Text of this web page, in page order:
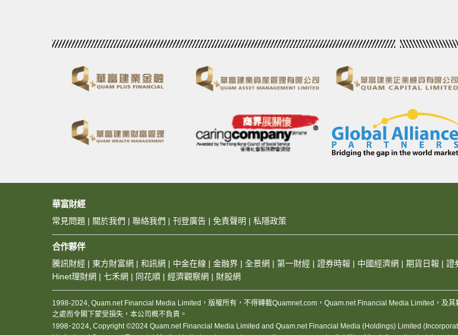
華富財經
常見問題 | 關於我們 | 聯絡我們 | 刊登廣告 | 免責聲明 | 私隱政策
合作夥伴
騰訊財經 | 東方財富網 | 和訊網 | 中金在線 | 金融界 | 全景網 | 第一財經 | 證券時報 | 中國經濟網 | 期貨日報 | 證
Hinet理財網 | 七禾網 | 同花順 | 經濟觀察網 | 財股網
1998-2024, Quam.net Financial Media Limited，版權所有，不得轉載Quamnet.com，Quam.net Financial Media Limited，及
之處而令閣下蒙受損失，本公司概不負責。
1998-2024, Copyright ©2024 Quam.net Financial Media Limited and Quam.net Financial Media (Holdings) Limited